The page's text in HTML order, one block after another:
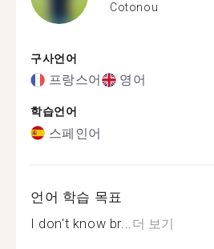
Cotonou
구사언어
프랑스어 영어
학습언어
스페인어
언어 학습 목표
I don't know br... 더 보기